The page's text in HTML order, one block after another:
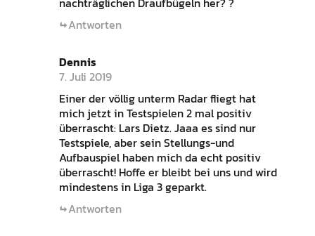
Antworten
Dennis
7. Juli 2019
Einer der völlig unterm Radar fliegt hat
mich jetzt in Testspielen 2 mal positiv
überrascht: Lars Dietz. Jaaa es sind nur
Testspiele, aber sein Stellungs-und
Aufbauspiel haben mich da echt positiv
überrascht! Hoffe er bleibt bei uns und wird
mindestens in Liga 3 geparkt.
Antworten